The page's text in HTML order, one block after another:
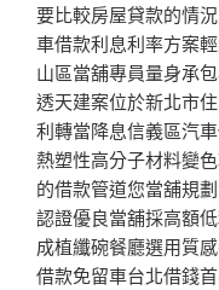
要比較房屋貸款的情
車借款利息利率方案
山區當舖專員量身承
透天建案位於新北市
利轉當降息信義區汽
熱塑性高分子材料變
的借款管道您當舖規
認證優良當舖採高額
成植纖碗餐廳選用質
借款免留車台北借錢